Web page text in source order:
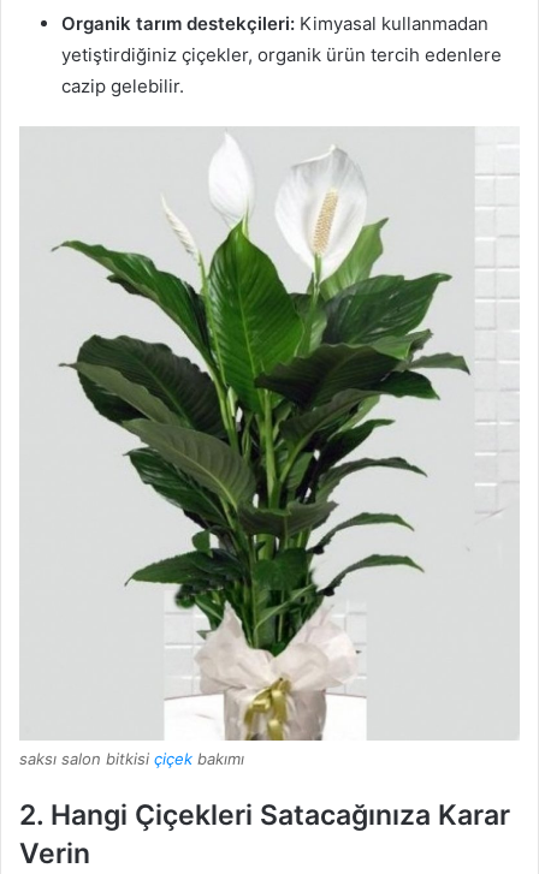
Organik tarım destekçileri: Kimyasal kullanmadan
yetiştirdiğiniz çiçekler, organik ürün tercih edenlere
cazip gelebilir.
saksı salon bitkisi çiçek bakımı
2. Hangi Çiçekleri Satacağınıza Karar
Verin